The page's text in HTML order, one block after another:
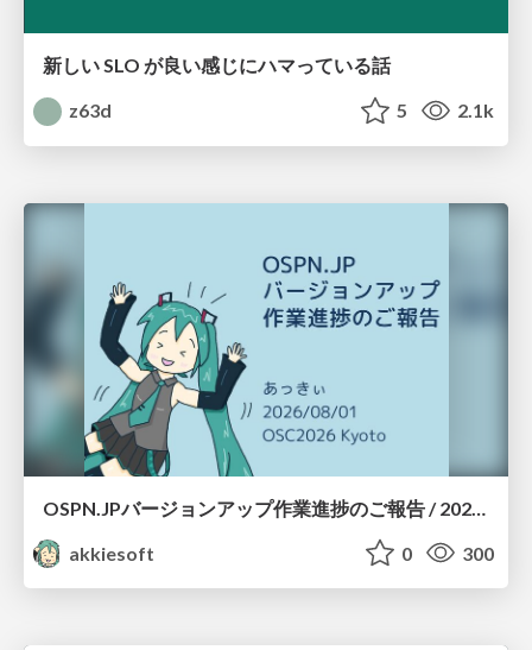
新しい SLO が良い感じにハマっている話
z63d
5 2.1k
akkiesoft
0 300